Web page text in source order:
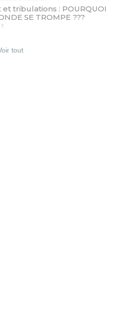
tribulations : POURQUOI
SE TROMPE ???
tout